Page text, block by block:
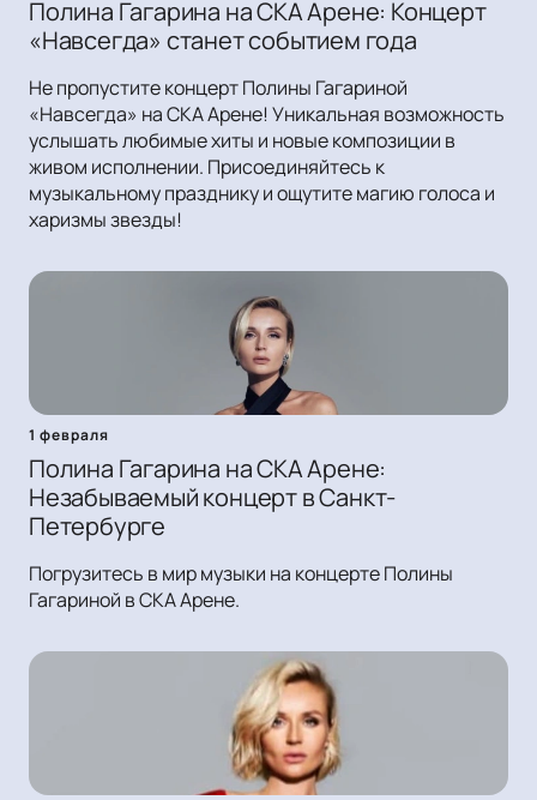
Полина Гагарина на СКА Арене: Концерт
«Навсегда» станет событием года
Не пропустите концерт Полины Гагариной
«Навсегда» на СКА Арене! Уникальная возможность
услышать любимые хиты и новые композиции в
живом исполнении. Присоединяйтесь к
музыкальному празднику и ощутите магию голоса и
харизмы звезды!
1 февраля
Полина Гагарина на СКА Арене:
Незабываемый концерт в Санкт-
Петербурге
Погрузитесь в мир музыки на концерте Полины
Гагариной в СКА Арене.